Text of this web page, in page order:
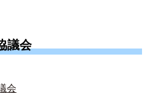
議会
会